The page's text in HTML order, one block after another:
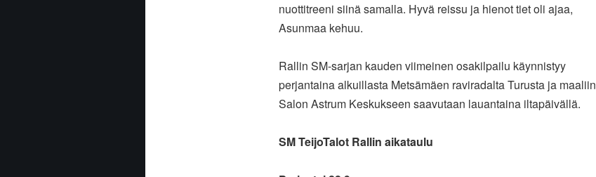
nuottitreeni siinä samalla. Hyvä reissu ja hienot tiet oli ajaa,
Asunmaa kehuu.
Rallin SM-sarjan kauden viimeinen osakilpailu käynnistyy
perjantaina alkuillasta Metsämäen raviradalta Turusta ja maaliin
Salon Astrum Keskukseen saavutaan lauantaina iltapäivällä.
SM TeijoTalot Rallin aikataulu